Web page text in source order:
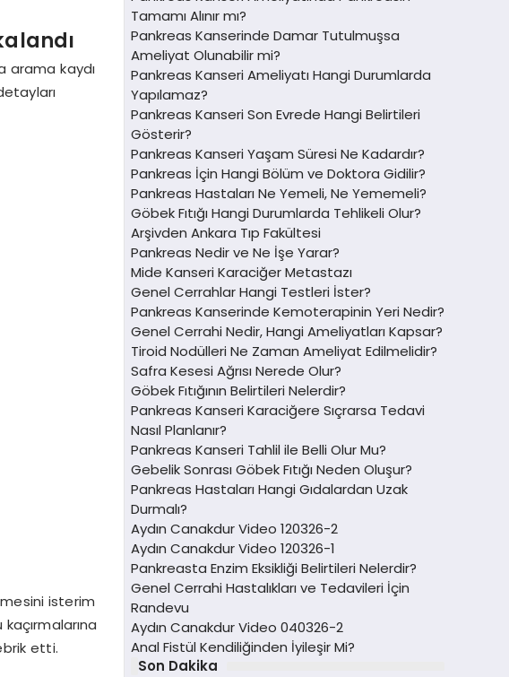
arama kaydı
isterim
etti.
Tamamı Alınır mı?
Pankreas Kanserinde Damar Tutulmuşsa
Ameliyat Olunabilir mi?
Pankreas Kanseri Ameliyatı Hangi Durumlarda
Yapılamaz?
Pankreas Kanseri Son Evrede Hangi Belirtileri
Gösterir?
Pankreas Kanseri Yaşam Süresi Ne Kadardır?
Pankreas İçin Hangi Bölüm ve Doktora Gidilir?
Pankreas Hastaları Ne Yemeli, Ne Yememeli?
Göbek Fıtığı Hangi Durumlarda Tehlikeli Olur?
Arşivden Ankara Tıp Fakültesi
Pankreas Nedir ve Ne İşe Yarar?
Mide Kanseri Karaciğer Metastazı
Genel Cerrahlar Hangi Testleri İster?
Pankreas Kanserinde Kemoterapinin Yeri Nedir?
Genel Cerrahi Nedir, Hangi Ameliyatları Kapsar?
Tiroid Nodülleri Ne Zaman Ameliyat Edilmelidir?
Safra Kesesi Ağrısı Nerede Olur?
Göbek Fıtığının Belirtileri Nelerdir?
Pankreas Kanseri Karaciğere Sıçrarsa Tedavi
Nasıl Planlanır?
Pankreas Kanseri Tahlil ile Belli Olur Mu?
Gebelik Sonrası Göbek Fıtığı Neden Oluşur?
Pankreas Hastaları Hangi Gıdalardan Uzak
Durmalı?
Aydın Canakdur Video 120326-2
Aydın Canakdur Video 120326-1
Pankreasta Enzim Eksikliği Belirtileri Nelerdir?
Genel Cerrahi Hastalıkları ve Tedavileri İçin
Randevu
Aydın Canakdur Video 040326-2
Anal Fistül Kendiliğinden İyileşir Mi?
Son Dakika